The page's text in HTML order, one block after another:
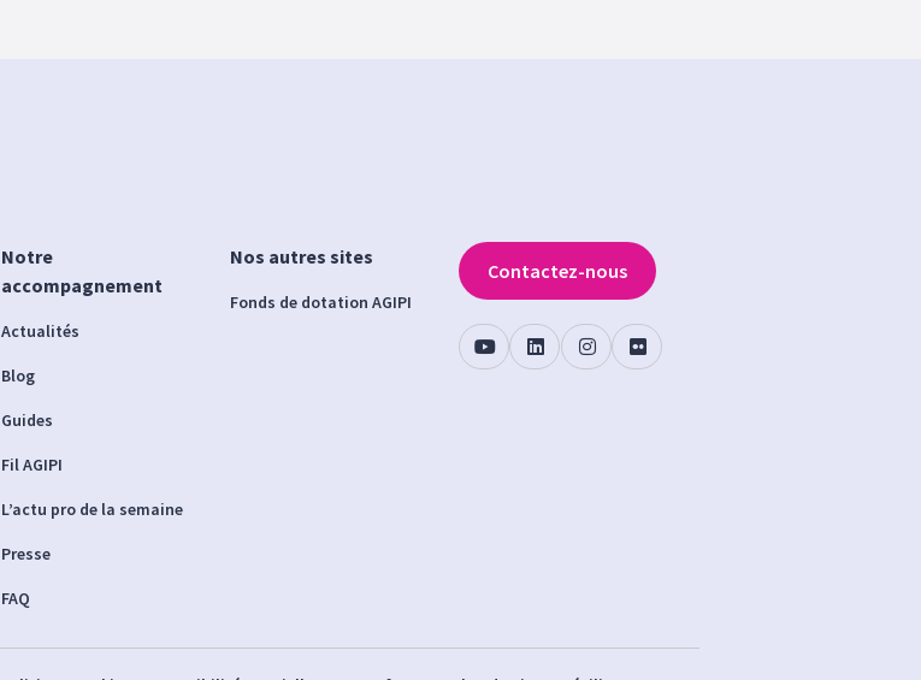
Notre
accompagnement
Actualités
Blog
Guides
Fil AGIPI
L’actu pro de la semaine
Presse
FAQ
Nos autres sites
Fonds de dotation AGIPI
Contactez-nous